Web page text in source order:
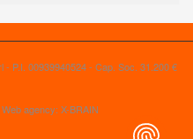
P.I. 00939940524 - Cap. Soc. 31.200 €
Web agency: X-BRAIN